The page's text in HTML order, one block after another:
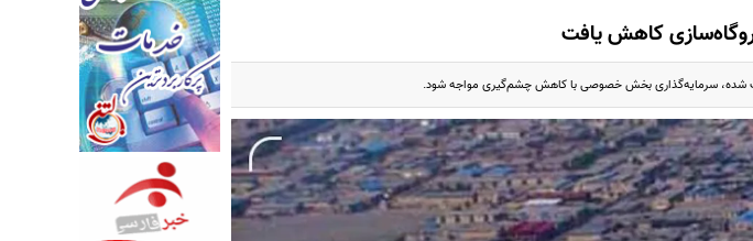
کاهش یافت
شده، سرمایه‌گذاری بخش خصوصی با کاهش چشم‌گیری مواجه شود.